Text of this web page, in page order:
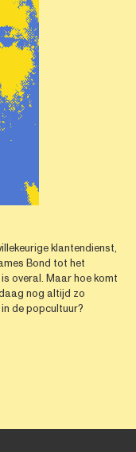
klantendienst,
Bond tot het
overal. Maar hoe komt
nog altijd zo
de popcultuur?